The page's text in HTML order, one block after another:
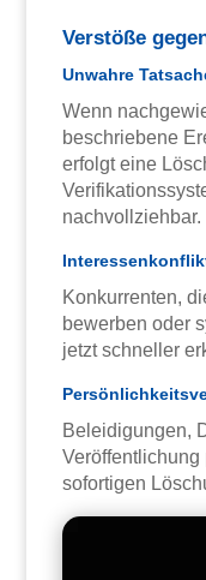
Verstöße
Unwahre
Wenn
beschriebene
erfolgt eine
nachvollziehbar.
Konkurrenten,
bewerben oder
jetzt schneller
Beleidigungen,
sofortigen